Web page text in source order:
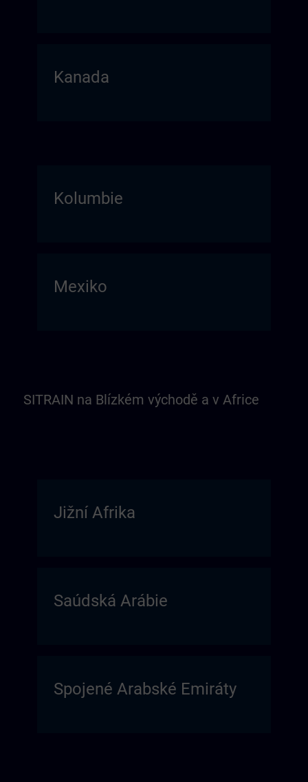
Kanada
Kolumbie
Mexiko
SITRAIN na Blízkém východě a v Africe
Jižní Afrika
Saúdská Arábie
Spojené Arabské Emiráty